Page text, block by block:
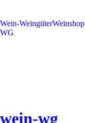
Wein-
WG
WeingüterWeinshop
wein-wg